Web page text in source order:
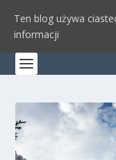
Ten blog używa
informacji